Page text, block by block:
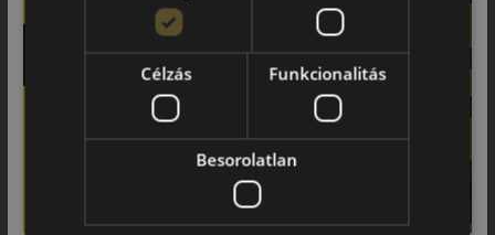
• Prémium komfort és alacsony zajszint
• Innovatív gumikeverék hideg körülményekre
• Fejlett futófelület a stabilitásért nagy sebességnél is
Futófelület és tapadás téli
útviszonyok között
A P Zero Winter aszimmetrikus futófelületet kapott, amely
Célzás Funkcionalitás
Besorolatlan